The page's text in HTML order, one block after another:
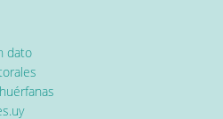
dato